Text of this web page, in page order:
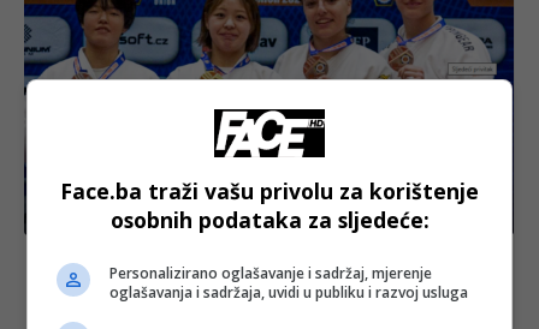
Nova medalja za BiH: Johanna Klinger bronzana na
Evropskom kupu u Pragu
Face.ba traži vašu privolu za korištenje
osobnih podataka za sljedeće:
Personalizirano oglašavanje i sadržaj, mjerenje
oglašavanja i sadržaja, uvidi u publiku i razvoj usluga